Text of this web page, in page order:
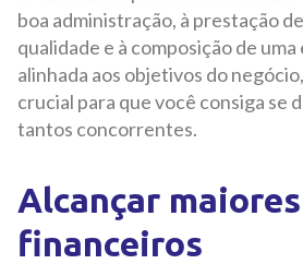
boa administração, à prestação
qualidade e à composição de
alinhada aos objetivos do
crucial para que você consiga se
tantos concorrentes.
Alcançar
financeiros